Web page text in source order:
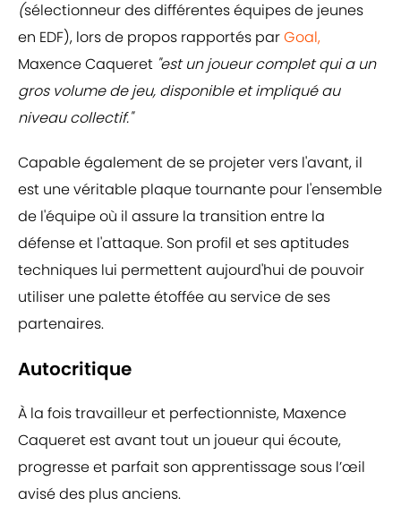
(sélectionneur des différentes équipes de jeunes
en EDF), lors de propos rapportés parGoal,
Maxence Caqueret "est un joueur complet qui a un
gros volume de jeu, disponible et impliqué au
niveau collectif."
Capable également de se projeter vers l'avant, il
est une véritable plaque tournante pour l'ensemble
de l'équipe où il assure la transition entre la
défense et l'attaque. Son profil et ses aptitudes
techniques lui permettent aujourd'hui de pouvoir
utiliser une palette étoffée au service de ses
partenaires.
Autocritique
À la fois travailleur et perfectionniste, Maxence
Caqueret est avant tout un joueur qui écoute,
progresse et parfait son apprentissage sous l’œil
avisé des plus anciens.